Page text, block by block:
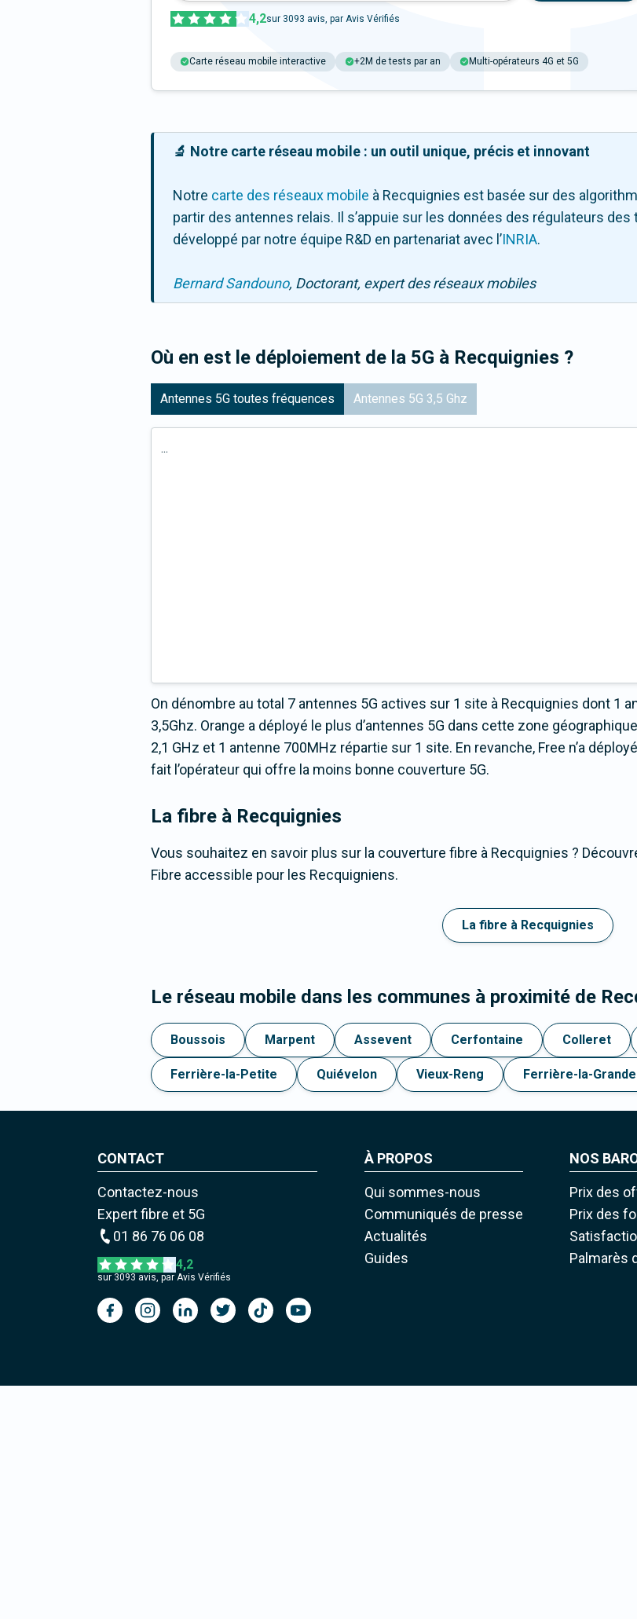
4,2sur 3093 avis, par Avis Vérifiés
Carte réseau mobile interactive +2M de tests par an Multi-opérateurs 4G et 5G
🔬 Notre carte réseau mobile : un outil unique, précis et innovant
Notre carte des réseaux mobile à Recquignies est basée sur des
partir des antennes relais. Il s’appuie sur les données des régulateurs des
développé par notre équipe R&D en partenariat avec l ’INRIA.
Bernard Sandouno, Doctorant, expert des réseaux mobiles
Où en est le déploiement de la 5G à Recquignies ?
Antennes 5G toutes fréquences Antennes 5G 3,5 Ghz
...
On dénombre au total 7 antennes 5G actives sur 1 site à Recquignies dont 1
3,5Ghz. Orange a déployé le plus d’antennes 5G dans cette zone
2,1 GHz et 1 antenne 700MHz répartie sur 1 site. En revanche, Free n’a
fait l’opérateur qui offre la moins bonne couverture 5G.
La fibre à Recquignies
Vous souhaitez en savoir plus sur la couverture fibre à Recquignies ?
Fibre accessible pour les Recquigniens.
La fibre à Recquignies
Le réseau mobile dans les communes à proximité de
Boussois Marpent Assevent Cerfontaine Colleret
Ferrière-la-Petite Quiévelon Vieux-Reng Ferrière-la-Grande
CONTACT
Contactez-nous
Expert fibre et 5G
01 86 76 06 08
4,2
sur 3093 avis, par Avis Vérifiés
À PROPOS
Qui sommes-nous
Communiqués de presse
Actualités
Guides
NOS
Prix des
Prix des
Palmarès